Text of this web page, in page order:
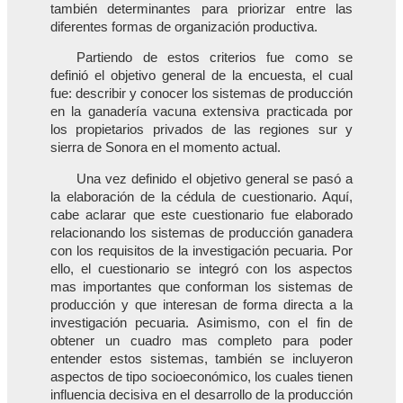
también determinantes para priorizar entre las
diferentes formas de organización productiva.
Partiendo de estos criterios fue como se
definió el objetivo general de la encuesta, el cual
fue: describir y conocer los sistemas de producción
en la ganadería vacuna extensiva practicada por
los propietarios privados de las regiones sur y
sierra de Sonora en el momento actual.
Una vez definido el objetivo general se pasó a
la elaboración de la cédula de cuestionario. Aquí,
cabe aclarar que este cuestionario fue elaborado
relacionando los sistemas de producción ganadera
con los requisitos de la investigación pecuaria. Por
ello, el cuestionario se integró con los aspectos
mas importantes que conforman los sistemas de
producción y que interesan de forma directa a la
investigación pecuaria. Asimismo, con el fin de
obtener un cuadro mas completo para poder
entender estos sistemas, también se incluyeron
aspectos de tipo socioeconómico, los cuales tienen
influencia decisiva en el desarrollo de la producción